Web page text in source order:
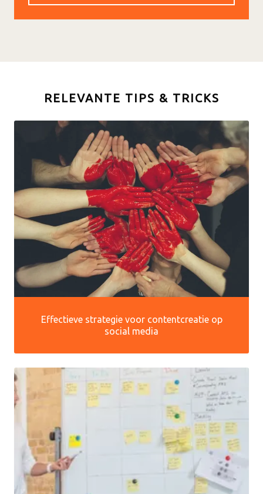
RELEVANTE TIPS & TRICKS
Effectieve strategie voor contentcreatie op
social media